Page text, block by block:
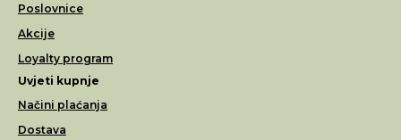
Poslovnice
Akcije
Loyalty program
Uvjeti kupnje
Načini plaćanja
Dostava